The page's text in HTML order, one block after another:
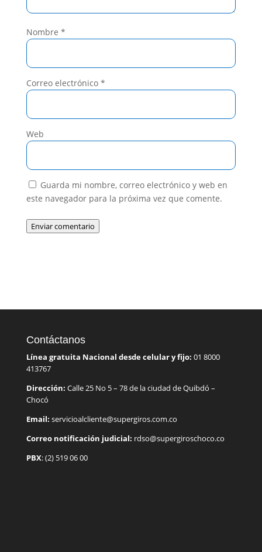
Nombre *
Correo electrónico *
Web
Guarda mi nombre, correo electrónico y web en
este navegador para la próxima vez que comente.
Enviar comentario
Contáctanos
Línea gratuita Nacional desde celular y fijo: 01 8000
413767
Dirección: Calle 25 No 5 – 78 de la ciudad de Quibdó –
Chocó
Email: servicioalcliente@supergiros.com.co
Correo notificación judicial: rdso@supergiroschoco.co
PBX: (2) 519 06 00